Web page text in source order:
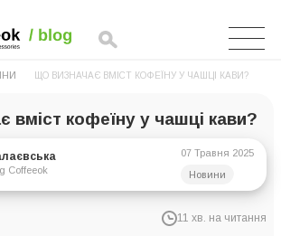
ЩО ВИЗНАЧАЄ ВМІСТ КОФЕЇНУ У ЧАШЦІ КАВИ?
вміст кофеїну у чашці кави?
Coffeeok
07 Травня 2025
Новини
11 хв. на читання